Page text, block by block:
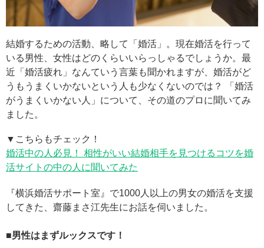
結婚するための活動、略して「婚活」。現在婚活を行って
いる男性、女性はどのくらいいらっしゃるでしょうか。最
近「婚活疲れ」なんていう言葉も聞かれますが、婚活がど
うもうまくいかないという人も少なくないのでは？ 「婚活
がうまくいかない人」について、その道のプロに聞いてみ
ました。
▼こちらもチェック！
婚活中の人必見！ 相性がいい結婚相手を見つけるコツを婚
活サイトの中の人に聞いてみた
『横浜婚活サポート室』で1000人以上の男女の婚活を支援
してきた、齋藤まさ江先生にお話を伺いました。
■男性はまずルックスです！